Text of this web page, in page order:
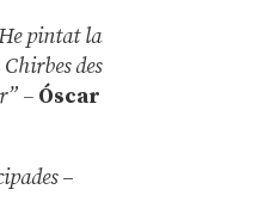
pintat la
des
– Óscar
–